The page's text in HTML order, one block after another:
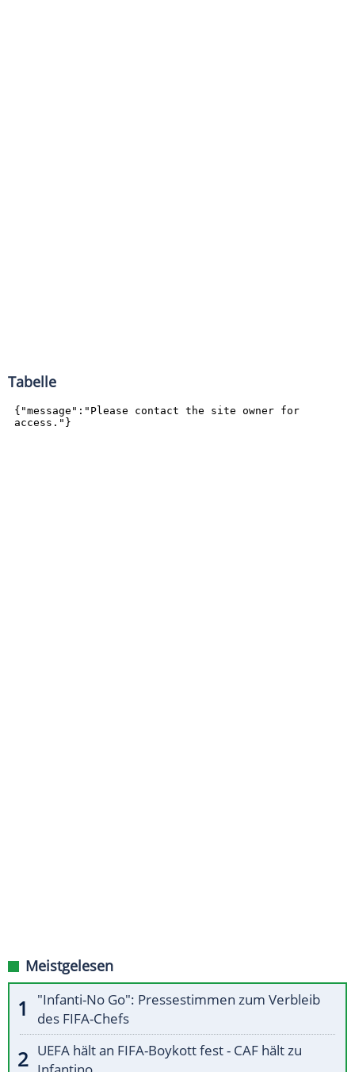
Tabelle
Meistgelesen
"Infanti-No Go": Pressestimmen zum Verbleib
des FIFA-Chefs
UEFA hält an FIFA-Boykott fest - CAF hält zu